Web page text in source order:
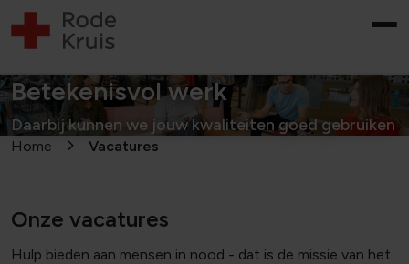
Betekenisvol werk
Daarbij kunnen we jouw kwaliteiten goed gebruiken
Home Vacatures
Onze vacatures
Hulp bieden aan mensen in nood - dat is de missie van het